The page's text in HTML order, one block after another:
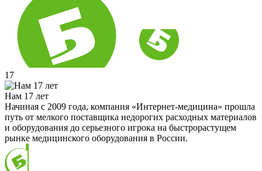
17
Нам 17 лет
Начиная с 2009 года, компания «Интернет-медицина» прошла
путь от мелкого поставщика недорогих расходных материалов
и оборудования до серьезного игрока на быстрорастущем
рынке медицинского оборудования в России.